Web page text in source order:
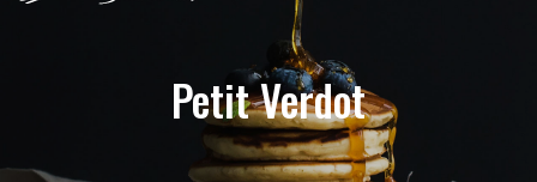
Petit Verdot